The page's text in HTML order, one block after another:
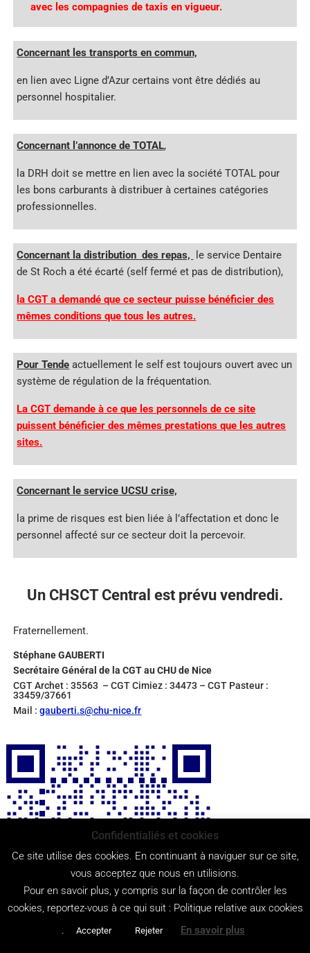
avec les compagnies de taxis en vigueur.
Concernant les transports en commun,
en lien avec Ligne d’Azur certains vont être dédiés au
personnel hospitalier.
Concernant l’annonce de TOTAL,
la DRH doit se mettre en lien avec la société TOTAL pour
les bons carburants à distribuer à certaines catégories
professionnelles.
Concernant la distribution des repas,
le service Dentaire
de St Roch a été écarté (self fermé et pas de distribution),
la CGT a demandé que ce secteur puisse bénéficier des
mêmes conditions que tous les autres.
Pour Tende actuellement le self est toujours ouvert avec un
système de régulation de la fréquentation.
La CGT demande à ce que les personnels de ce site
puissent bénéficier des mêmes prestations que les autres
sites.
Concernant le service UCSU crise,
la prime de risques est bien liée à l’affectation et donc le
personnel affecté sur ce secteur doit la percevoir.
Un CHSCT Central est prévu vendredi.
Fraternellement.
Stéphane GAUBERTI
Secrétaire Général de la CGT au CHU de Nice
CGT Archet : 35563 – CGT Cimiez : 34473 – CGT Pasteur :
33459/37661
Mail :gauberti.s@chu-nice.fr
Confidentialiés et cookies
Ce site utilise des cookies. En continuant à naviguer sur ce site,
vous acceptez que nous en utilisions.
Pour en savoir plus, y compris sur la façon de contrôler les
cookies, reportez-vous à ce qui suit : Politique relative aux cookies
.
Accepter Rejeter En savoir plus